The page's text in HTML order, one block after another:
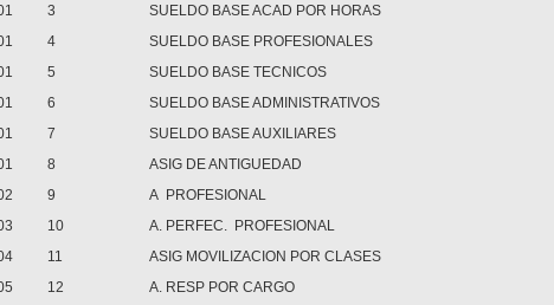
3
SUELDO BASE ACAD POR HORAS
4
SUELDO BASE PROFESIONALES
5
SUELDO BASE TECNICOS
6
SUELDO BASE ADMINISTRATIVOS
7
SUELDO BASE AUXILIARES
8
ASIG DE ANTIGUEDAD
9
A PROFESIONAL
10
A. PERFEC. PROFESIONAL
11
ASIG MOVILIZACION POR CLASES
12
A. RESP POR CARGO